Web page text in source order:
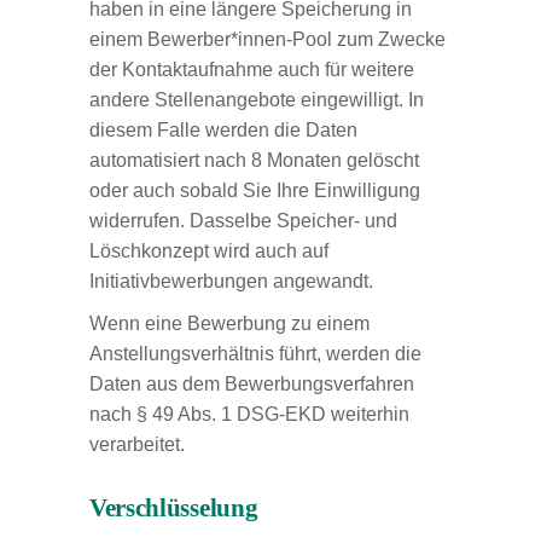
haben in eine längere Speicherung in
einem Bewerber*innen-Pool zum Zwecke
der Kontaktaufnahme auch für weitere
andere Stellenangebote eingewilligt. In
diesem Falle werden die Daten
automatisiert nach 8 Monaten gelöscht
oder auch sobald Sie Ihre Einwilligung
widerrufen. Dasselbe Speicher- und
Löschkonzept wird auch auf
Initiativbewerbungen angewandt.
Wenn eine Bewerbung zu einem
Anstellungsverhältnis führt, werden die
Daten aus dem Bewerbungsverfahren
nach § 49 Abs. 1 DSG-EKD weiterhin
verarbeitet.
Verschlüsselung